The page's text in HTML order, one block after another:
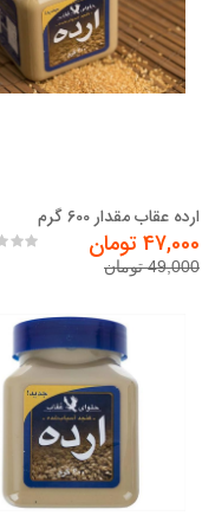
ارده عقاب مقدار 600 گرم
47,000 تومان
49,000 تومان